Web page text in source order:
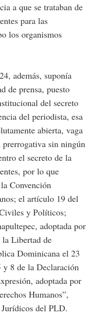
a que se trataban de
para las
los organismos
además, suponía
de prensa, puesto
del secreto
del periodista, esa
abierta, vaga
prerrogativa sin ningún
el secreto de la
por lo que
Convención
el artículo 19 del
y Políticos;
adoptada por
Libertad de
Dominicana el 23
y 8 de la Declaración
adoptada por
Humanos”,
del PLD.